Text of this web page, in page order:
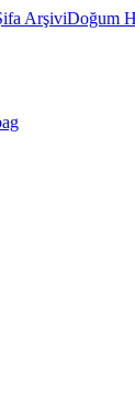
ArşiviDoğum